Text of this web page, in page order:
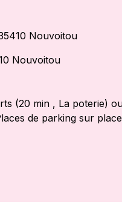
Nouvoitou
Nouvoitou
(20 min , La poterie)
de parking sur